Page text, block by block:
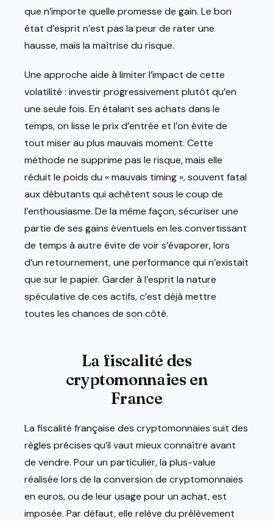
que n’importe quelle promesse de gain. Le bon
état d’esprit n’est pas la peur de rater une
hausse, mais la maîtrise du risque.
Une approche aide à limiter l’impact de cette
volatilité : investir progressivement plutôt qu’en
une seule fois. En étalant ses achats dans le
temps, on lisse le prix d’entrée et l’on évite de
tout miser au plus mauvais moment. Cette
méthode ne supprime pas le risque, mais elle
réduit le poids du « mauvais timing », souvent fatal
aux débutants qui achètent sous le coup de
l’enthousiasme. De la même façon, sécuriser une
partie de ses gains éventuels en les convertissant
de temps à autre évite de voir s’évaporer, lors
d’un retournement, une performance qui n’existait
que sur le papier. Garder à l’esprit la nature
spéculative de ces actifs, c’est déjà mettre
toutes les chances de son côté.
La fiscalité des
cryptomonnaies en
France
La fiscalité française des cryptomonnaies suit des
règles précises qu’il vaut mieux connaître avant
de vendre. Pour un particulier, la plus-value
réalisée lors de la conversion de cryptomonnaies
en euros, ou de leur usage pour un achat, est
imposée. Par défaut, elle relève du prélèvement